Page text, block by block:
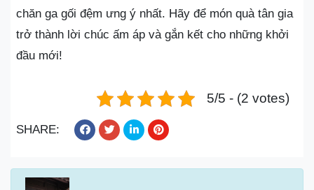
chăn ga gối đệm ưng ý nhất. Hãy để món quà tân gia
trở thành lời chúc ấm áp và gắn kết cho những khởi
đầu mới!
5/5 - (2 votes)
SHARE: